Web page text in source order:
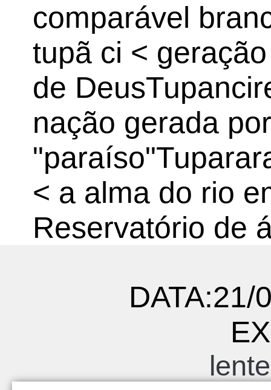
comparável
tupã ci <
de
nação gerada
< a alma do rio
Reservatório de
DATA:21/